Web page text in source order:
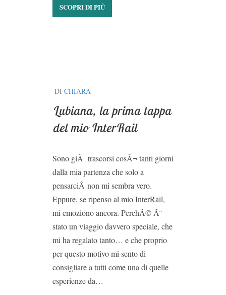
SCOPRI DI PIÙ
DI CHIARA
Lubiana, la prima tappa
del mio InterRail
Sono giÃ trascorsi cosÃ¬ tanti giorni
dalla mia partenza che solo a
pensarciÂ non mi sembra vero.
Eppure, se ripenso al mio InterRail,
mi emoziono ancora. PerchÃ© Ã¨
stato un viaggio davvero speciale, che
mi ha regalato tanto… e che proprio
per questo motivo mi sento di
consigliare a tutti come una di quelle
esperienze da…